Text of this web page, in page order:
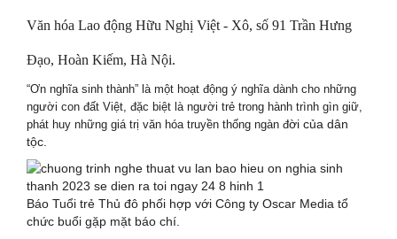
Văn hóa Lao động Hữu Nghị Việt - Xô, số 91 Trần Hưng
Đạo, Hoàn Kiếm, Hà Nội.
“Ơn nghĩa sinh thành” là một hoạt động ý nghĩa dành cho những
người con đất Việt, đặc biệt là người trẻ trong hành trình gìn giữ,
phát huy những giá trị văn hóa truyền thống ngàn đời của dân
tộc.
Báo Tuổi trẻ Thủ đô phối hợp với Công ty Oscar Media tổ
chức buổi gặp mặt báo chí.